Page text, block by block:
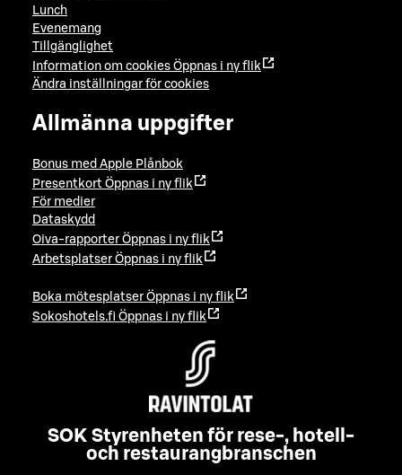
Lunch
Evenemang
Tillgänglighet
Information om cookies Öppnas i ny flik
Ändra inställningar för cookies
Allmänna uppgifter
Bonus med Apple Plånbok
Presentkort Öppnas i ny flik
För medier
Dataskydd
Oiva-rapporter Öppnas i ny flik
Arbetsplatser Öppnas i ny flik
Boka mötesplatser Öppnas i ny flik
Sokoshotels.fi Öppnas i ny flik
SOK Styrenheten för rese-, hotell-
och restaurangbranschen